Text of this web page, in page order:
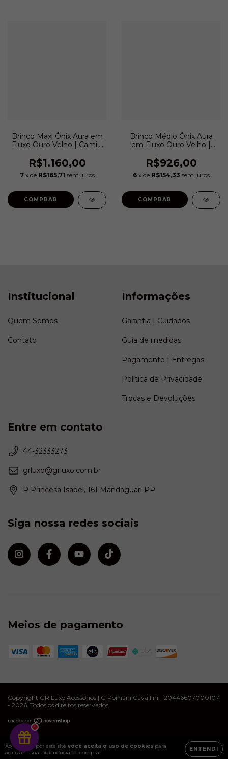
Ao navegar por este site você aceita o uso de cookies para
agilizar a sua experiência de compra.
ENTENDI
Brinco Maxi Ônix Aura em
Fluxo Ouro Velho | Camila
R$1.160,00
7 x de R$165,71 sem juros
COMPRAR
Brinco Médio Ônix Aura
em Fluxo Ouro Velho |
R$926,00
6 x de R$154,33 sem juros
COMPRAR
Institucional
Quem Somos
Contato
Informações
Garantia | Cuidados
Guia de medidas
Pagamento | Entregas
Política de Privacidade
Trocas e Devoluções
Entre em contato
44-32333273
grluxo@grluxo.com.br
R Princesa Isabel, 161 Mandaguari PR
Siga nossa redes sociais
Meios de pagamento
Copyright GR Luxo Acessórios | G Romani Cavallini - 20446607000107
- 2026. Todos os direitos reservados.
1